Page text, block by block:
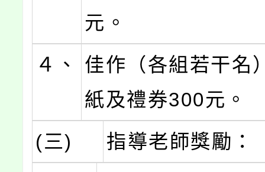
元。
４、
佳作（各組若干名
紙及禮券300元。
(三)
指導老師獎勵：